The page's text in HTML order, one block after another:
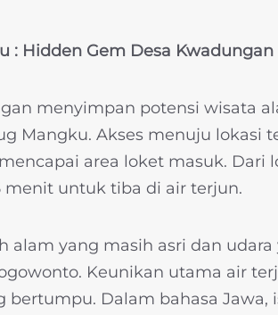
: Hidden Gem Desa Kwadungan
menyimpan potensi wisata
Mangku. Akses menuju lokasi
area loket masuk. Dari
menit untuk tiba di air terjun.
alam yang masih asri dan
Keunikan utama air
bertumpu. Dalam bahasa Jawa,